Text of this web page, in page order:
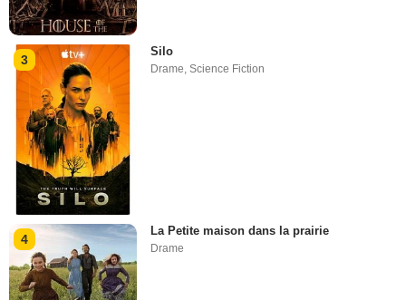
3
Silo
Drame ,Science Fiction
4
La Petite maison dans la prairie
Drame